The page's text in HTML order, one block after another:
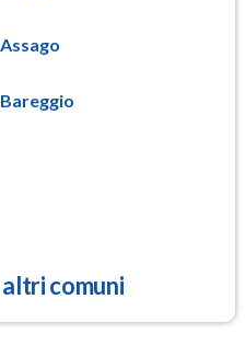
Assago
Bareggio
comuni